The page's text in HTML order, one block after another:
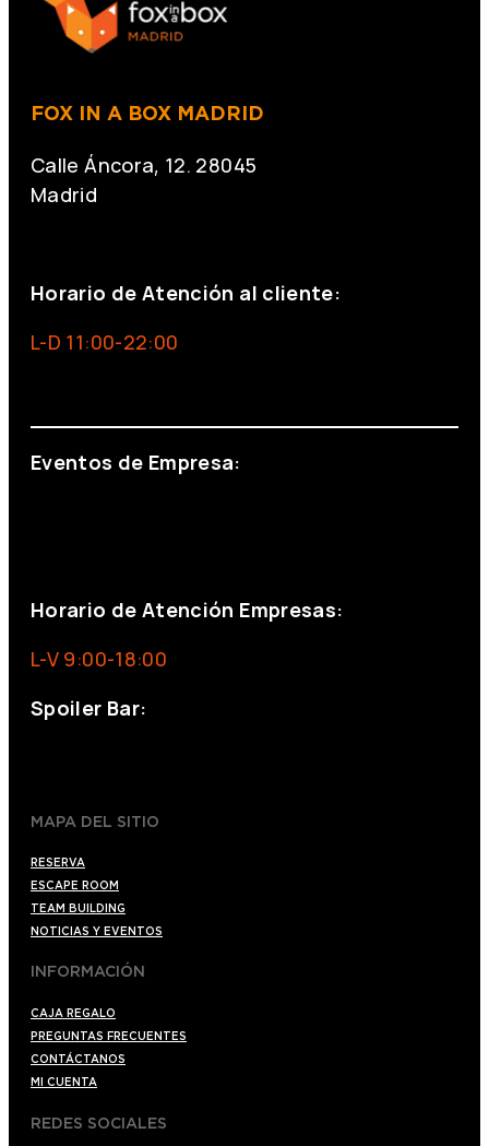
FOX IN A BOX MADRID
Calle Áncora, 12. 28045
Madrid
Horario de Atención al cliente:
L-D 11:00-22:00
Eventos de Empresa:
Horario de Atención Empresas:
L-V 9:00-18:00
Spoiler Bar:
MAPA DEL SITIO
RESERVA
ESCAPE ROOM
TEAM BUILDING
NOTICIAS Y EVENTOS
INFORMACIÓN
CAJA REGALO
PREGUNTAS FRECUENTES
CONTÁCTANOS
MI CUENTA
REDES SOCIALES